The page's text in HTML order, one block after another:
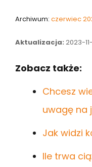
Archiwum: czerwiec
Aktualizacja: 2023-
Zobacz także:
Chcesz
uwagę na
Jak widzi
Ile trwa